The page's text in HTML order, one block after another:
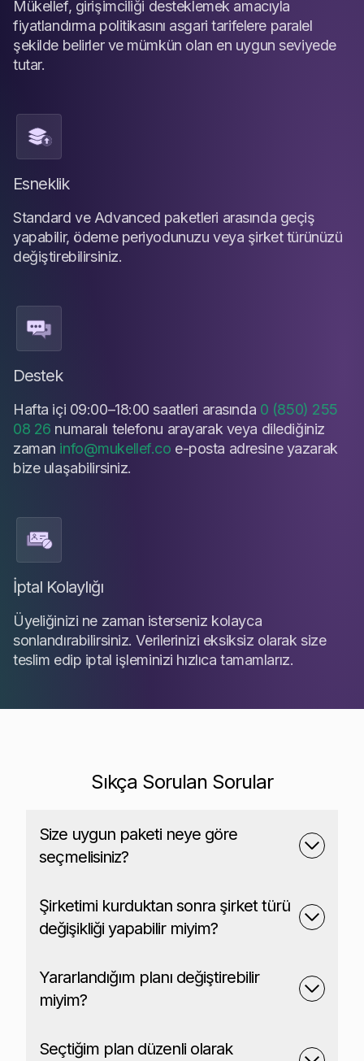
Mükellef, girişimciliği desteklemek amacıyla
fiyatlandırma politikasını asgari tarifelere paralel
şekilde belirler ve mümkün olan en uygun seviyede
tutar.
Esneklik
Standard ve Advanced paketleri arasında geçiş
yapabilir, ödeme periyodunuzu veya şirket türünüzü
değiştirebilirsiniz.
Destek
Hafta içi 09:00–18:00 saatleri arasında 0 (850) 255
08 26 numaralı telefonu arayarak veya dilediğiniz
zaman info@mukellef.co e-posta adresine yazarak
bize ulaşabilirsiniz.
İptal Kolaylığı
Üyeliğinizi ne zaman isterseniz kolayca
sonlandırabilirsiniz. Verilerinizi eksiksiz olarak size
teslim edip iptal işleminizi hızlıca tamamlarız.
Sıkça Sorulan Sorular
Size uygun paketi neye göre
seçmelisiniz?
Şirketimi kurduktan sonra şirket türü
değişikliği yapabilir miyim?
Yararlandığım planı değiştirebilir
miyim?
Seçtiğim plan düzenli olarak